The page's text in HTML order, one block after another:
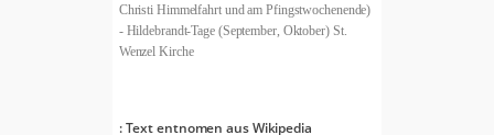
Christi Himmelfahrt und am Pfingstwochenende)
- Hildebrandt-Tage (September, Oktober) St.
Wenzel Kirche
: Text entnomen aus Wikipedia